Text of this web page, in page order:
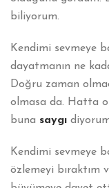
biliyorum.
Kendimi sevmeye
dayatmanın ne
Doğru zaman
olmasa da. Hatta
buna saygı
Kendimi sevmeye
özlemeyi bıraktım